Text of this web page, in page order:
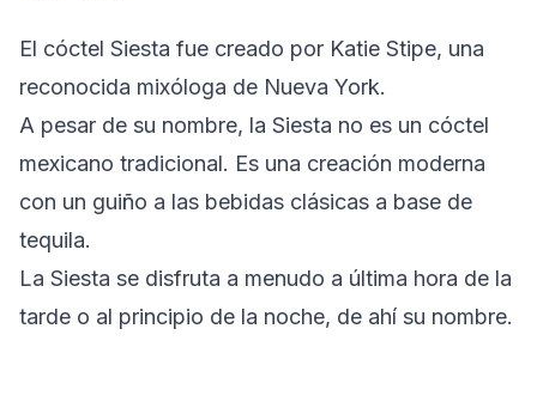
El cóctel Siesta fue creado por Katie Stipe, una
reconocida mixóloga de Nueva York.
A pesar de su nombre, la Siesta no es un cóctel
mexicano tradicional. Es una creación moderna
con un guiño a las bebidas clásicas a base de
tequila.
La Siesta se disfruta a menudo a última hora de la
tarde o al principio de la noche, de ahí su nombre.